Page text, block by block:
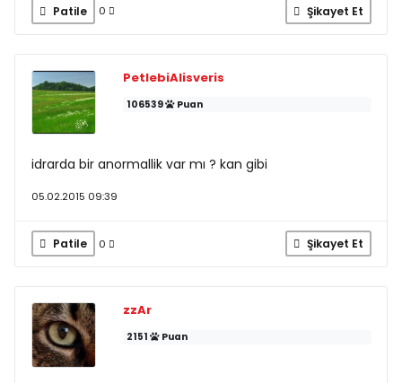
Patile 0 Şikayet Et
PetlebiAlisveris
106539 Puan
idrarda bir anormallik var mı ? kan gibi
05.02.2015 09:39
Patile 0 Şikayet Et
zzAr
2151 Puan